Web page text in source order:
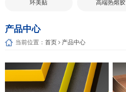
环美贴 高端热熔胶
产品中心
当前位置： 首页 产品中心